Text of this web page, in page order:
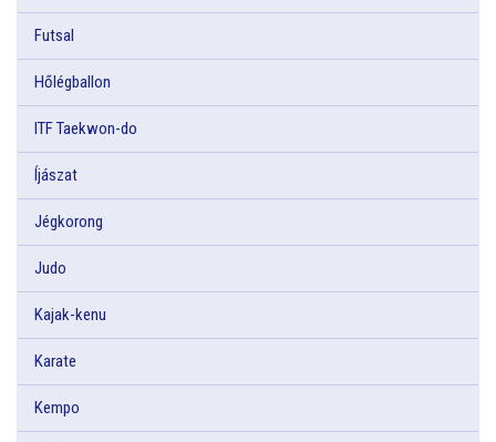
Futsal
Hőlégballon
ITF Taekwon-do
Íjászat
Jégkorong
Judo
Kajak-kenu
Karate
Kempo